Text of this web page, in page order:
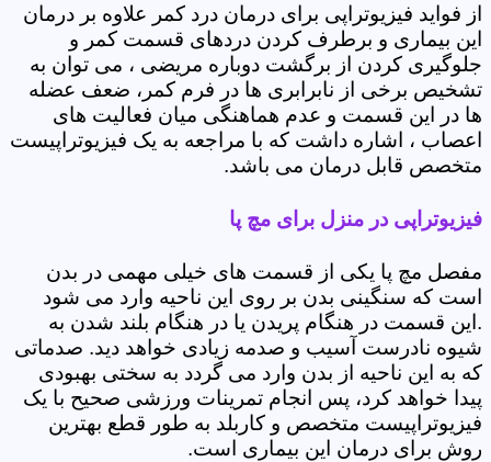
از فواید فیزیوتراپی برای درمان درد کمر علاوه بر درمان
این بیماری و برطرف کردن دردهای قسمت کمر و
جلوگیری کردن از برگشت دوباره مریضی ، می توان به
تشخیص برخی از نابرابری ها در فرم کمر، ضعف عضله
ها در این قسمت و عدم هماهنگی میان فعالیت های
اعصاب ، اشاره داشت که با مراجعه به یک فیزیوتراپیست
متخصص قابل درمان می باشد.
فیزیوتراپی در منزل برای مچ پا
مفصل مچ پا یکی از قسمت های خیلی مهمی در بدن
است که سنگینی بدن بر روی این ناحیه وارد می شود
.این قسمت در هنگام پریدن یا در هنگام بلند شدن به
شیوه نادرست آسیب و صدمه زیادی خواهد دید. صدماتی
که به این ناحیه از بدن وارد می گردد به سختی بهبودی
پیدا خواهد کرد، پس انجام تمرینات ورزشی صحیح با یک
فیزیوتراپیست متخصص و کاربلد به طور قطع بهترین
روش برای درمان این بیماری است.